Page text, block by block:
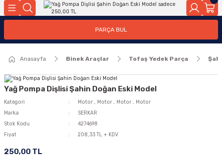
PARÇA BUL
Anasayfa Binek Araçlar Tofaş Yedek Parça
Yağ Pompa Dişlisi Şahin Doğan Eski Model
Kategori Motor , Motor , Motor , Motor
Marka
SERKAR
Stok Kodu
4274698
Fiyat
208,33 TL + KDV
250,00 TL